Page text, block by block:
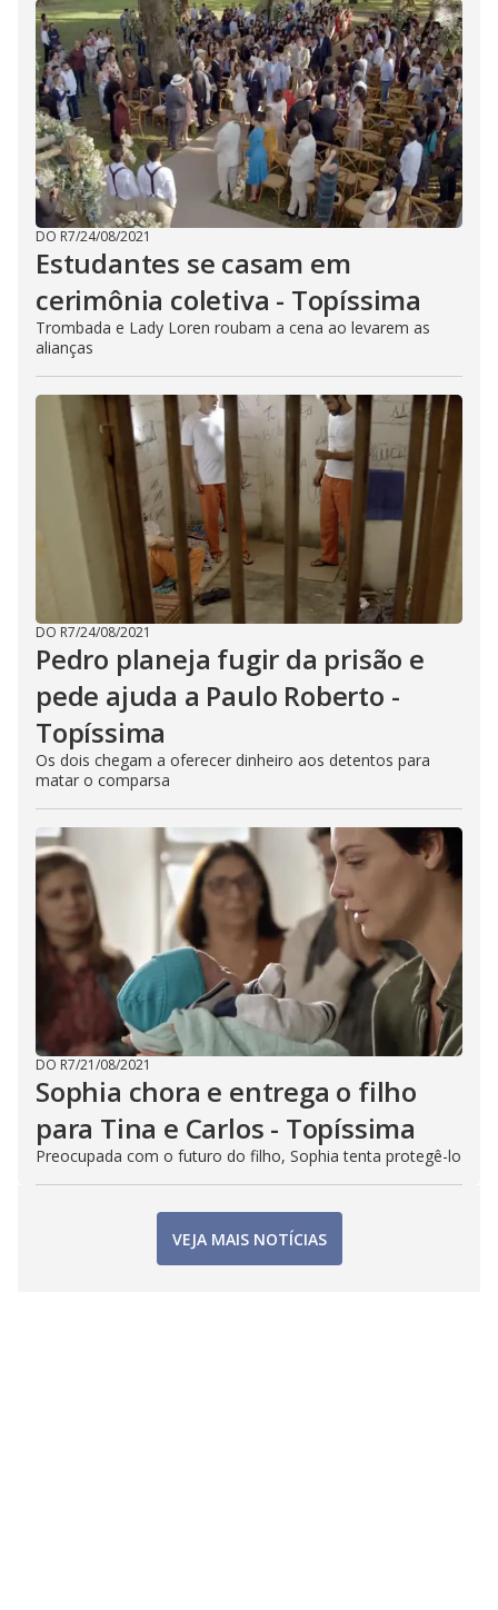
DO R7/24/08/2021
Estudantes se casam em
cerimônia coletiva - Topíssima
Trombada e Lady Loren roubam a cena ao levarem as
alianças
DO R7/24/08/2021
Pedro planeja fugir da prisão e
pede ajuda a Paulo Roberto -
Topíssima
Os dois chegam a oferecer dinheiro aos detentos para
matar o comparsa
DO R7/21/08/2021
Sophia chora e entrega o filho
para Tina e Carlos - Topíssima
Preocupada com o futuro do filho, Sophia tenta protegê-lo
VEJA MAIS NOTÍCIAS